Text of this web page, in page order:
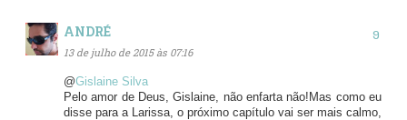
ANDRÉ
13 de julho de 2015 às 07:16
@Gislaine Silva
Pelo amor de Deus, Gislaine, não enfarta não!Mas como eu
disse para a Larissa, o próximo capítulo vai ser mais calmo,